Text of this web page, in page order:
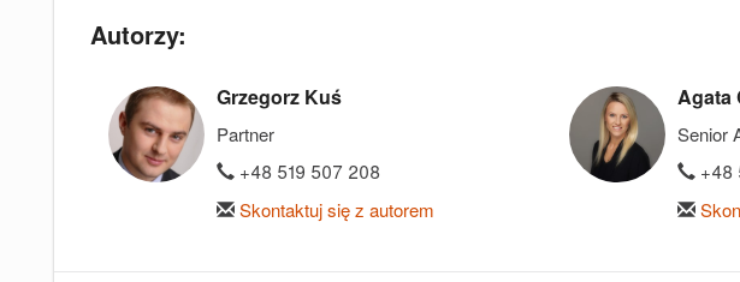
Autorzy:
Grzegorz Kuś
Partner
+48 519 507 208
Skontaktuj się z autorem
Agata
Senior
+48